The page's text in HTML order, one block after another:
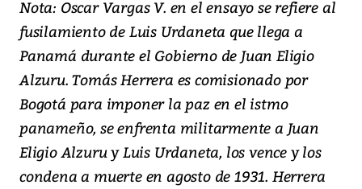
Nota: Oscar Vargas V. en el ensayo se refiere al
fusilamiento de Luis Urdaneta que llega a
Panamá durante el Gobierno de Juan Eligio
Alzuru. Tomás Herrera es comisionado por
Bogotá para imponer la paz en el istmo
panameño, se enfrenta militarmente a Juan
Eligio Alzuru y Luis Urdaneta, los vence y los
condena a muerte en agosto de 1931. Herrera